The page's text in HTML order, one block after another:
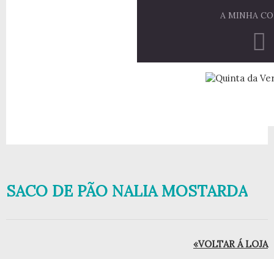
A MINHA
SACO DE PÃO NALIA MOSTARDA
«VOLTAR Á LOJA